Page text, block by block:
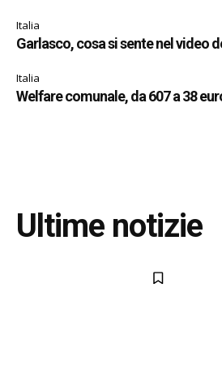
Italia
Garlasco, cosa si sente nel video
Italia
Welfare comunale, da 607 a 38
Ultime notizie